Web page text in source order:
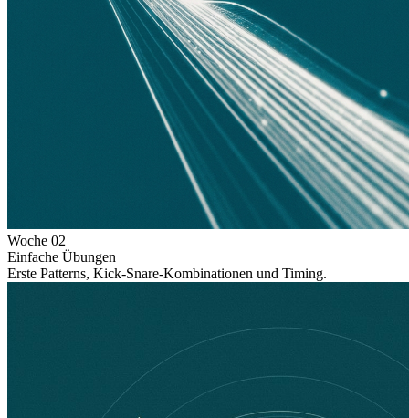
Woche 02
Einfache Übungen
Erste Patterns, Kick-Snare-Kombinationen und Timing.